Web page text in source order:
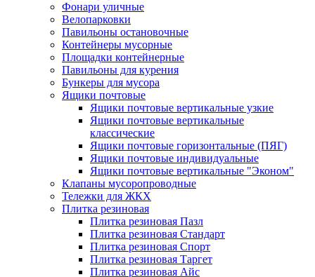
Фонари уличные
Велопарковки
Павильоны остановочные
Контейнеры мусорные
Площадки контейнерные
Павильоны для курения
Бункеры для мусора
Ящики почтовые
Ящики почтовые вертикальные узкие
Ящики почтовые вертикальные
классические
Ящики почтовые горизонтальные (ПЯГ)
Ящики почтовые индивидуальные
Ящики почтовые вертикальные "Эконом"
Клапаны мусоропроводные
Тележки для ЖКХ
Плитка резиновая
Плитка резиновая Пазл
Плитка резиновая Стандарт
Плитка резиновая Спорт
Плитка резиновая Таргет
Плитка резиновая Айс